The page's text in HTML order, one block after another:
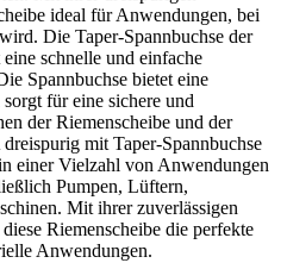
ideal für Anwendungen, bei
Die Taper-Spannbuchse der
schnelle und einfache
Spannbuchse bietet eine
für eine sichere und
der Riemenscheibe und der
mit Taper-Spannbuchse
einer Vielzahl von Anwendungen
Pumpen, Lüftern,
Mit ihrer zuverlässigen
Riemenscheibe die perfekte
Anwendungen.